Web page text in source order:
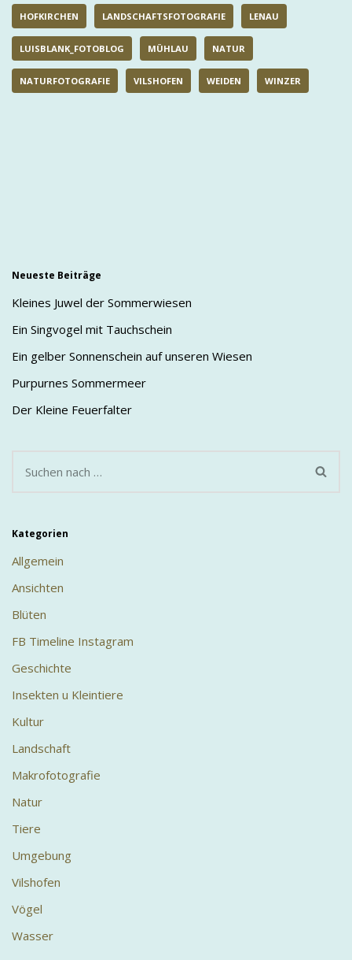
HOFKIRCHEN LANDSCHAFTSFOTOGRAFIE LENAU
LUISBLANK_FOTOBLOG MÜHLAU NATUR
NATURFOTOGRAFIE VILSHOFEN WEIDEN WINZER
Neueste Beiträge
Kleines Juwel der Sommerwiesen
Ein Singvogel mit Tauchschein
Ein gelber Sonnenschein auf unseren Wiesen
Purpurnes Sommermeer
Der Kleine Feuerfalter
Kategorien
Allgemein
Ansichten
Blüten
FB Timeline Instagram
Geschichte
Insekten u Kleintiere
Kultur
Landschaft
Makrofotografie
Natur
Tiere
Umgebung
Vilshofen
Vögel
Wasser